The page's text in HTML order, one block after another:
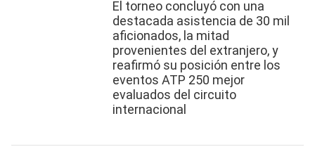
El torneo concluyó con una
destacada asistencia de 30 mil
aficionados, la mitad
provenientes del extranjero, y
reafirmó su posición entre los
eventos ATP 250 mejor
evaluados del circuito
internacional